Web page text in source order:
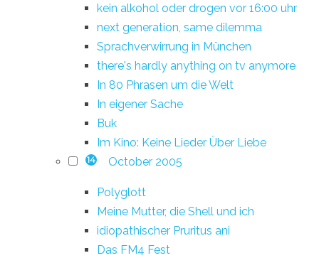
kein alkohol oder drogen vor 16:00 uhr
next generation, same dilemma
Sprachverwirrung in München
there's hardly anything on tv anymore
In 80 Phrasen um die Welt
In eigener Sache
Buk
Im Kino: Keine Lieder Über Liebe
14 October 2005
Polyglott
Meine Mutter, die Shell und ich
idiopathischer Pruritus ani
Das FM4 Fest